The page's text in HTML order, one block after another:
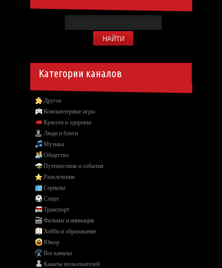
Категории каналов
Другое
Компьютерные игры
Красота и здоровье
Люди и блоги
Музыка
Общество
Путешествия и события
Развлечения
Сериалы
Спорт
Транспорт
Фильмы и анимация
Хобби и образование
Юмор
Все каналы
Каналы пользователей